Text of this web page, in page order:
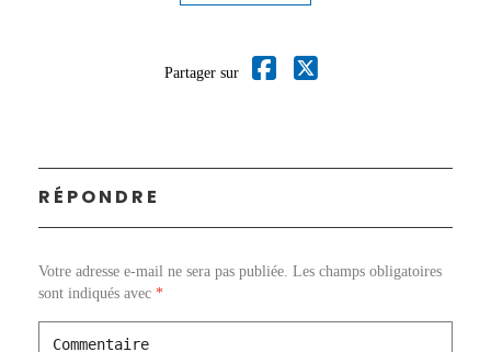
Partager sur
RÉPONDRE
Votre adresse e-mail ne sera pas publiée. Les champs obligatoires
sont indiqués avec *